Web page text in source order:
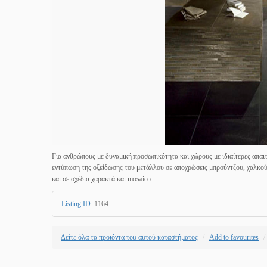
Για ανθρώπους με δυναμική προσωπικότητα και χώρους με ιδιαίτερες
εντύπωση της οξείδωσης του μετάλλου σε αποχρώσεις μπρούντζου,
και σε σχέδια χαρακτά και mosaico.
Listing ID: 1164
Δείτε όλα τα προϊόντα του αυτού καταστήματος Add to favourites